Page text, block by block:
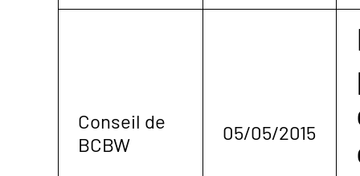
Conseil de
BCBW
05/05/2015